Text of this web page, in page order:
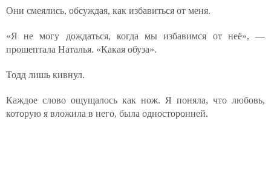
Они смеялись, обсуждая, как избавиться от меня.
«Я не могу дождаться, когда мы избавимся от неё», —
прошептала Наталья. «Какая обуза».
Тодд лишь кивнул.
Каждое слово ощущалось как нож. Я поняла, что любовь,
которую я вложила в него, была односторонней.